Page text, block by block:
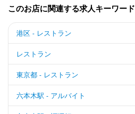
このお店に関連する求人キーワード
港区 - レストラン
レストラン
東京都 - レストラン
六本木駅 - アルバイト